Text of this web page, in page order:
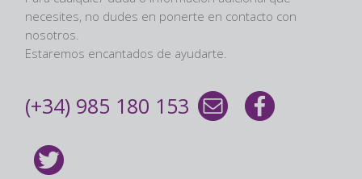
necesites, no dudes en ponerte en contacto con
nosotros.
Estaremos encantados de ayudarte.
(+34) 985 180 153